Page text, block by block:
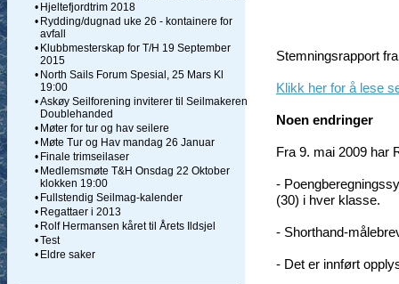
• Hjeltefjordtrim 2018
• Rydding/dugnad uke 26 - kontainere for
avfall
• Klubbmesterskap for T/H 19 September
2015
• North Sails Forum Spesial, 25 Mars Kl
19:00
•Askøy Seilforening inviterer til Seilmakeren
Doublehanded
• Møter for tur og hav seilere
• Møte Tur og Hav mandag 26 Januar
• Finale trimseilaser
• Medlemsmøte T&H Onsdag 22 Oktober
klokken 19:00
• Fullstendig Seilmag-kalender
• Regattaer i 2013
• Rolf Hermansen kåret til Årets Ildsjel
•Test
• Eldre saker
Stemningsrapport
Klikk her for å lese
Noen endringer
Fra 9. mai 2009 har
-
(30) i hver klasse.
- Shorthand-
- Det er innført